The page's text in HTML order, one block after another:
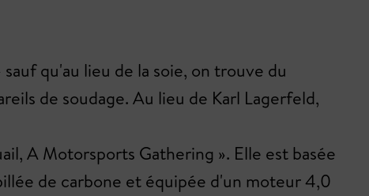
qu'au lieu de la soie, on trouve du
de soudage. Au lieu de Karl Lagerfeld,
A Motorsports Gathering ». Elle est basée
de carbone et équipée d'un moteur 4,0